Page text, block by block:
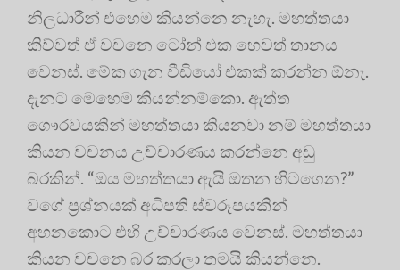
නිලධාරීන් එහෙම කියන්නෙ නැහැ. මහත්තයා
කිව්වත් ඒ වචනෙ ටෝන් එක හෙවත් තානය
වෙනස්. මේක ගැන වීඩියෝ එකක් කරන්න ඕනැ.
දැනට මෙහෙම කියන්නම්කො. ඇත්ත
ගෞරවයකින් මහත්තයා කියනවා නම් මහත්තයා
කියන වචනය උච්චාරණය කරන්නෙ අඩු
බරකින්. “ඔය මහත්තයා ඇයි ඔතන හිටගෙන?”
වගේ ප්‍රශ්නයක් අධිපති ස්වරූපයකින්
අහනකොට එහි උච්චාරණය වෙනස්. මහත්තයා
කියන වචනෙ බර කරලා තමයි කියන්නෙ.